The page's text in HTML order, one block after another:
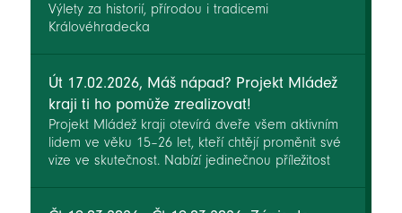
Výlety za historií, přírodou i tradicemi
Královéhradecka
Út 17.02.2026, Máš nápad? Projekt Mládež
kraji ti ho pomůže zrealizovat!
Projekt Mládež kraji otevírá dveře všem aktivním
lidem ve věku 15–26 let, kteří chtějí proměnit své
vize ve skutečnost. Nabízí jedinečnou příležitost